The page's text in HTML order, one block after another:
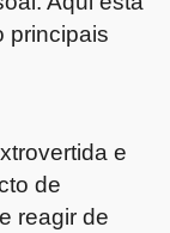
principais
e
de
reagir de